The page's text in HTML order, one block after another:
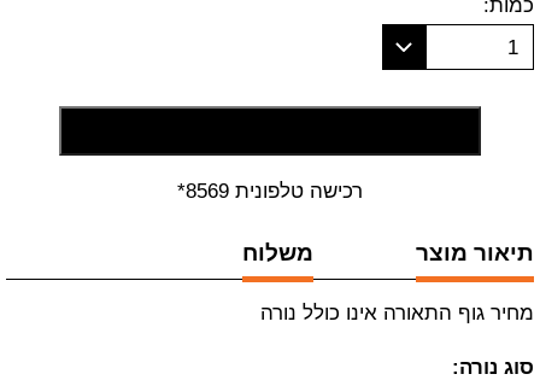
כמות:
1
רכישה טלפונית 8569*
תיאור מוצר משלוח
מחיר גוף התאורה אינו כולל נורה
סוג נורה: